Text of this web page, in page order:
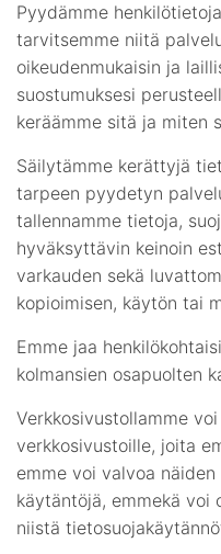
Pyydämme
tarvitsemme niitä
oikeudenmukaisin ja
suostumuksesi
keräämme sitä ja miten
Säilytämme kerättyjä
tarpeen pyydetyn
tallennamme tietoja,
hyväksyttävin keinoin
varkauden sekä
kopioimisen, käytön tai
Emme jaa
kolmansien osapuolten
Verkkosivustollamme
verkkosivustoille, joita
emme voi valvoa
käytäntöjä, emmekä voi
niistä